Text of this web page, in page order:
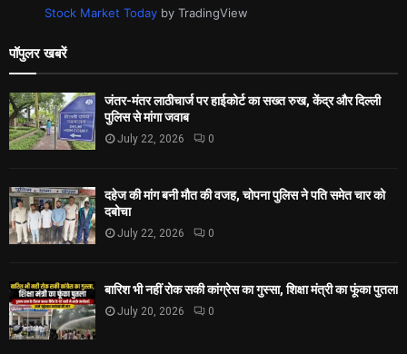
Stock Market Today by TradingView
पॉपुलर खबरें
जंतर-मंतर लाठीचार्ज पर हाईकोर्ट का सख्त रुख, केंद्र और दिल्ली
पुलिस से मांगा जवाब
July 22, 2026 0
दहेज की मांग बनी मौत की वजह, चोपना पुलिस ने पति समेत चार को
दबोचा
July 22, 2026 0
बारिश भी नहीं रोक सकी कांग्रेस का गुस्सा, शिक्षा मंत्री का फूंका पुतला
July 20, 2026 0